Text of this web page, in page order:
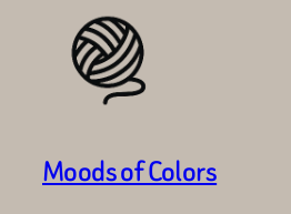
Moods of Colors